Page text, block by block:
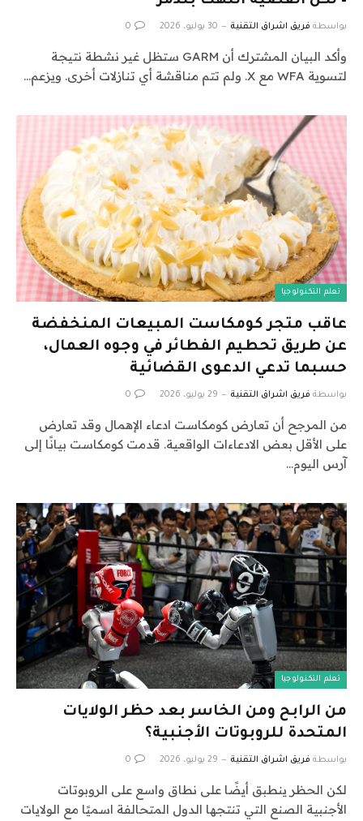
بواسطة فريق اشراق التقنية 30 يوليو، 2026 0
وأكد البيان المشترك أن GARM ستظل غير نشطة نتيجة
لتسوية WFA مع X. ولم تتم مناقشة أي تنازلات أخرى. ويزعم…
تعلم التكنولوجيا
عاقب متجر كومكاست المبيعات المنخفضة
عن طريق تحطيم الفطائر في وجوه العمال،
حسبما تدعي الدعوى القضائية
بواسطة فريق اشراق التقنية 29 يوليو، 2026 0
من المرجح أن تعارض كومكاست ادعاء الإهمال وقد تعارض
على الأقل بعض الادعاءات الواقعية. قدمت كومكاست بيانًا إلى
آرس اليوم…
تعلم التكنولوجيا
من الرابح ومن الخاسر بعد حظر الولايات
المتحدة للروبوتات الأجنبية؟
بواسطة فريق اشراق التقنية 29 يوليو، 2026 0
لكن الحظر ينطبق أيضًا على نطاق واسع على الروبوتات
الأجنبية الصنع التي تنتجها الدول المتحالفة اسميًا مع الولايات